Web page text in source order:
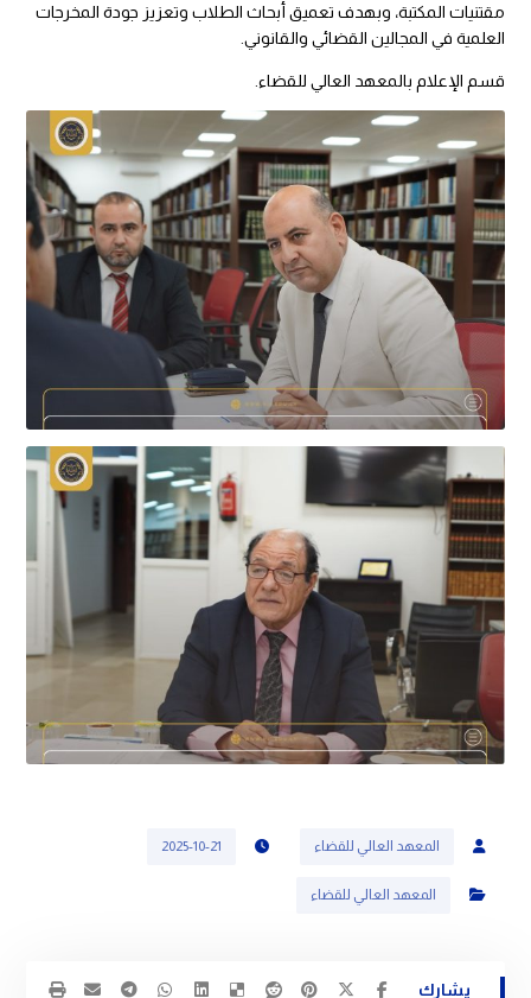
مقتنيات المكتبة، وبهدف تعميق أبحاث الطلاب وتعزيز جودة المخرجات
العلمية في المجالين القضائي والقانوني.
قسم الإعلام بالمعهد العالي للقضاء.
المعهد العالي للقضاء 2025-10-21
المعهد العالي للقضاء